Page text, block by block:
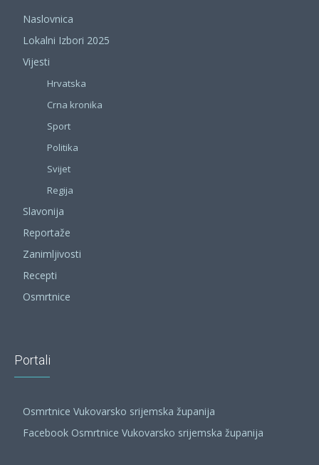
Naslovnica
Lokalni Izbori 2025
Vijesti
Hrvatska
Crna kronika
Sport
Politika
Svijet
Regija
Slavonija
Reportaže
Zanimljivosti
Recepti
Osmrtnice
Portali
Osmrtnice Vukovarsko srijemska županija
Facebook Osmrtnice Vukovarsko srijemska županija